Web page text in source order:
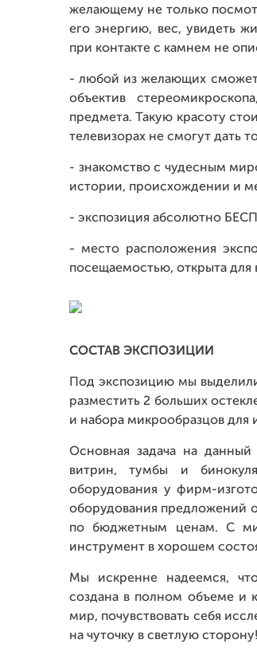
желающему не только
его энергию, вес, увидеть
при контакте с камнем не
- любой из желающих сможет
объектив
предмета. Такую красоту
телевизорах не смогут дать
- знакомство с чудесным
истории, происхождении и
- экспозиция абсолютно
- место расположения
посещаемостью, открыта для
СОСТАВ ЭКСПОЗИЦИИ
Под экспозицию мы
разместить 2 больших
и набора микрообразцов для
Основная задача на
витрин, тумбы и
оборудования у фирм-
оборудования предложений
по бюджетным ценам. С
инструмент в хорошем
Мы искренне надеемся,
создана в полном объеме и
мир, почувствовать себя
на чуточку в светлую сторону!